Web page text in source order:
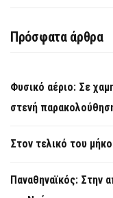
Πρόσφατα άρθρα
Φυσικό αέριο: Σε
στενή
Στον τελικό του
Παναθηναϊκός: Στην